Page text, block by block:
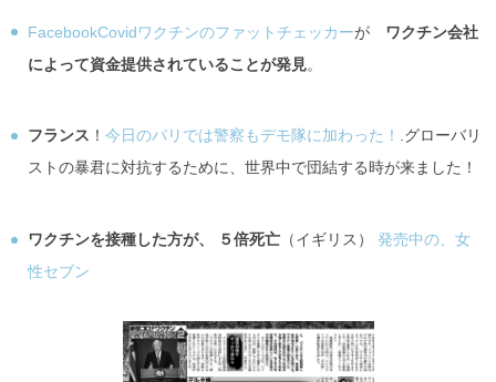
FacebookCovidワクチンのファットチェッカーが
ワクチン会社
によって資金提供されていることが発見。
フランス ！ 今日のパリでは警察もデモ隊に加わった！ .グローバリ
ストの暴君に対抗するために、世界中で団結する時が来ました！
ワクチンを接種した方が、 ５倍死亡 （イギリス） 発売中の、女
性セブン